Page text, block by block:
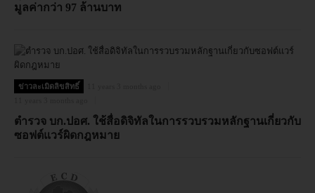
มูลค่ากว่า 97 ล้านบาท
ข่าวละเมิดลิขสิทธิ์
ตำรวจ บก.ปอศ. ใช้สื่อดิจิทัลในการรวบรวมหลักฐานเกี่ยวกับ
ซอฟต์แวร์ผิดกฎหมาย